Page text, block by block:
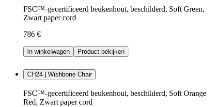
FSC™-gecertificeerd beukenhout, beschilderd, Soft Green,
Zwart paper cord
786 €
In winkelwagen Product bekijken
CH24 | Wishbone Chair
FSC™-gecertificeerd beukenhout, beschilderd, Soft Orange
Red, Zwart paper cord